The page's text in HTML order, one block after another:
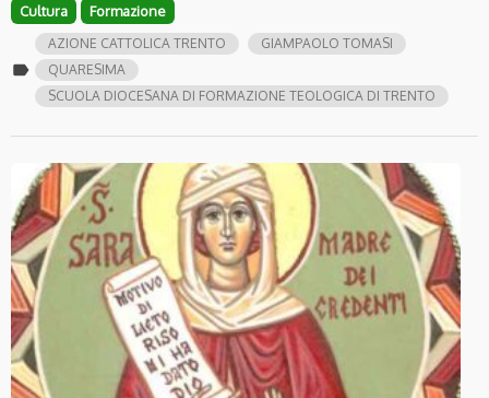
Cultura Formazione
label
AZIONE CATTOLICA TRENTO
GIAMPAOLO TOMASI
QUARESIMA
SCUOLA DIOCESANA DI FORMAZIONE TEOLOGICA DI TRENTO